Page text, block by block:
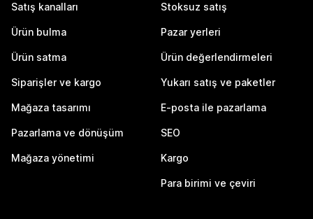
Satış kanalları
Ürün bulma
Ürün satma
Siparişler ve kargo
Mağaza tasarımı
Pazarlama ve dönüşüm
Mağaza yönetimi
Stoksuz satış
Pazar yerleri
Ürün değerlendirmeleri
Yukarı satış ve paketler
E-posta ile pazarlama
SEO
Kargo
Para birimi ve çeviri